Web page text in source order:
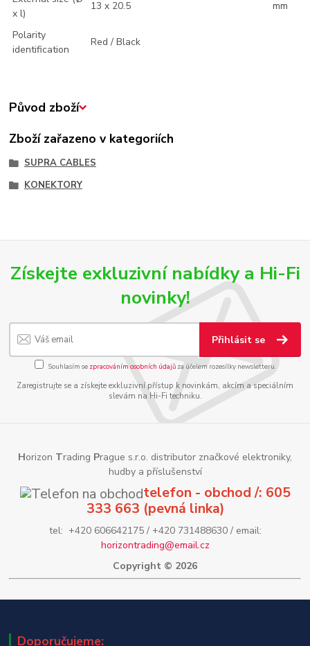
x l)
13 x 20.5 mm
Polarity
identification
Red / Black
Původ zboží
Zboží zařazeno v kategoriích
SUPRA CABLES
KONEKTORY
Získejte exkluzivní nabídky a Hi-Fi
novinky!
Přihlásit se
Souhlasím se zpracováním osobních údajůza účelem rozesílky newsletteru.
Zaregistrujte se a získejte exkluzivní přístup k novinkám, akcím a speciálním
slevám na Hi-Fi techniku.
Horizon Trading Prague s.r.o. distributor značkové elektroniky,
hudby a příslušenství
telefon - obchod /: 605
333 663 (pevná linka)
tel: +420 606642175 / +420 731488630 / email:
horizontrading@email.cz
Copyright © 2026
Doporučujeme: